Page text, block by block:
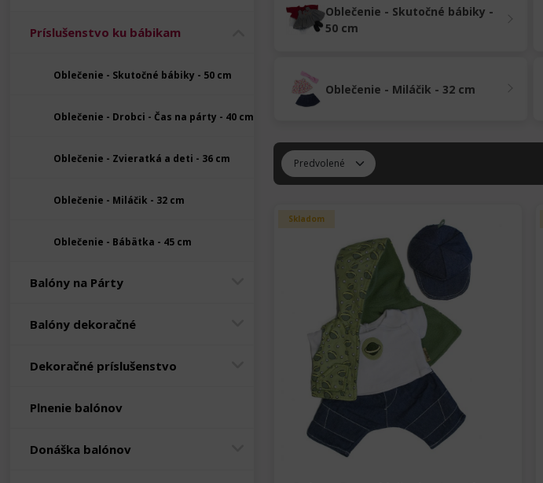
Príslušenstvo ku bábikam
Oblečenie - Skutočné bábiky - 50 cm
Oblečenie - Drobci - Čas na párty - 40 cm
Oblečenie - Zvieratká a deti - 36 cm
Oblečenie - Miláčik - 32 cm
Oblečenie - Bábätka - 45 cm
Balóny na Párty
Balóny dekoračné
Dekoračné príslušenstvo
Plnenie balónov
Donáška balónov
Oblečenie - Skutočné bábiky -
50 cm
Oblečenie - Miláčik - 32 cm
Skladom